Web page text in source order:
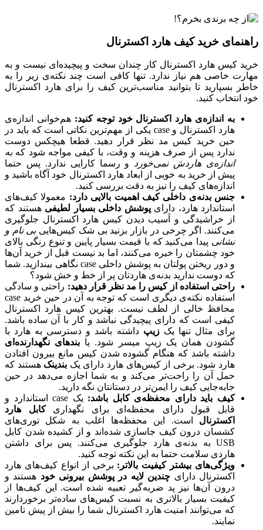
راهنمای خرید کیف هارد اکسترنال
خرید کیس هارد اکسترنال کار چندان سخت و پیچیده‌ای نیست و به
مهارت خاصی هم نیاز ندارد. تنها کافی است چند نکته‌ی زیر را به
خاطر بسپارید تا بتوانید مناسب‌ترین کیف را برای هارد اکسترنال
خود انتخاب کنید.
به اندازه‌ی هارد اکسترنال خود توجه کنید: هم‌خوانی اندازه‌ی
هارد اکسترنال و case یکی از مهم‌ترین نکاتی است که باید در
حین خرید کیس مد نظر قرار دهید. قطعا هیچکس دوست
ندارد پس از صرف هزینه‌ و وقت، با کیفی مواجه شود کهبه
اندازه‌ی هاردش نمی‌خورد و رسما کارایی ندارد. پس حتما
پیش از خرید به خوبی از ابعاد هارد اکسترنال خود آگاه باشید و
اندازه‌های کیف را نیز به دقت بررسی کنید.
جنس بدنه‌ی داخلی کیف اهمیت بالایی دارد: معمولا کیف‌های
استاندارد هارد، دارایپوشش داخلی بسیار لطیفی هستند که
از خراشیدگی و آسیب دیدن کیس هارد اکسترنال جلوگیری
می‌کنند. اگر چرخی در بازار بزنید بی شک کیس‌هاییبی نام و
نشانی پیدا می‌کنید که با قیمت بسیار پایین و تنوع رنگی بالای
خود چشمتان را خیره می‌کنند، اما بد نیست قبل از خرید آن‌ها
و دور ریختن پولتان به پوشش داخلی case نگاهی بیندازید. شما
که دوست ندارید بدنه‌ی هاردتان پر از خط و خش شود؟
راحتی استفاده از کیس را مد نظر قرار دهید: راحتی و سادگی
استفاده نکته‌ی دیگری است که توجه به آن در حین خرید case
محافظ خالی از لطف نیست. بهترین کیس هارد اکسترنال
کیفی است که دارای پیچیدگی نباشد و کار با آن ساده باشد.
برای مثال تنها یکزیپ داشته باشد و دسترسی به هارد با
گشودن همان یک زیپ میسر شود. یا بندهای نگهدارنده‌ای
داشته باشد که هنگام گشوده شدن کیس مانع بیرون افتادن
هارد شود. برخی از کیس‌های هارد دارای یک بندینک هستند که
حمل آن را راحت‌تر می‌کند و به شما اجازه می‌دهد در حین
جابه‌جایی کیف را ایمن‌تر در دستانتان نگه دارید.
کیف باید دارای محفظه‌ی کابل باشد:
یک case استاندارد و
قابل قبول دارای محفظه‌ای برای نگهداریکابل هارد
اکسترنال است. این محفظه‌ها اغلب به شکل توری‌های
کشسان درون کیف جاسازی شده‌اند و از کشیده شدن کابل
USB به بدنه‌ی هارد جلوگیری می‌کنند. پس برای داشتن
هاردی سلامت حتما به این نکته توجه کنید.
ویژگی‌های بیشتر کیفیت بالاتر: برخی از انواع کیف‌های هارد
اکسترنال دارای چندین لایه در پوشش بیرونی خود هستند و
درون آن‌ها نیز پد ضربه‌گیر تعبیه شده است. این کیف‌ها از
کیفیت بسیار بالاتری به نسبت کیس‌های ساده‌تر برخوردارند
که می‌توانند امنیت هارد اکسترنال شما را بیش از پیش تامین
نمایند.